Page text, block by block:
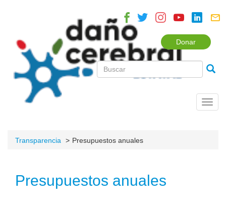
Donar
Transparencia Presupuestos anuales
Presupuestos anuales